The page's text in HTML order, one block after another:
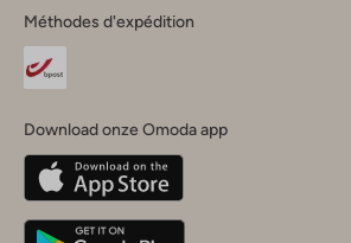
ton
pays
Fermer
Belgique(Français)
Deutschland
Méthodes d'expédition
Download onze Omoda app